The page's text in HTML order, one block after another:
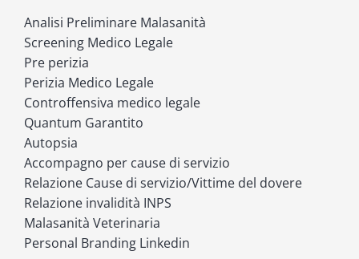
Analisi Preliminare Malasanità
Screening Medico Legale
Pre perizia
Perizia Medico Legale
Controffensiva medico legale
Quantum Garantito
Autopsia
Accompagno per cause di servizio
Relazione Cause di servizio/Vittime del dovere
Relazione invalidità INPS
Malasanità Veterinaria
Personal Branding Linkedin